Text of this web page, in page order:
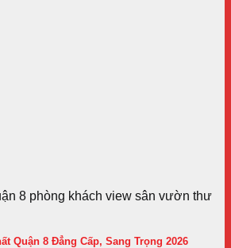
Quận 8 Đẳng Cấp, Sang Trọng 2026